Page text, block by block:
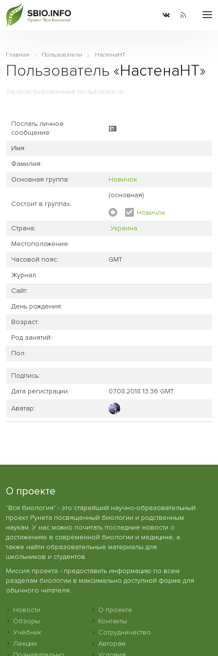
Главная Пользователи НастенаНТ
Пользователь «НастенаНТ»
Зарегистрированные пользователи
Послать личное
сообщение:
Имя:
Фамилия:
Основная группа:
Новичок
Состоит в группах:
(основная)
Новичок
Страна:
Украина
Местоположение:
Часовой пояс:
GMT
Журнал:
Сайт:
День рождения:
Возраст:
Род занятий:
Пол:
Подпись:
Дата регистрации:
07.08.2018 13:36 GMT
Аватар:
О проекте
"Вся биология" - это старейший научно-образовательный
проект Рунета посвященный биологии и родственным
наукам. У нас можно почитать последние новости о
достижениях в современной биологии и медицине, а
также найти образовательные материалы для
школьников и студентов.
Миссия проекта - предоставить информацию по всем
разделам биологии в максимально доступной форме для
обычного читателя.
Новости
Обзоры
Учебник
Лекции
О проекте
Контакты
Сотрудничество
Авторам